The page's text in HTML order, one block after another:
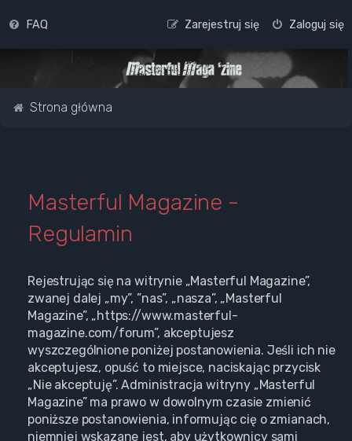
FAQ Zaloguj się
Zarejestruj się
Strona główna
Masterful Magazine -
Regulamin
Rejestrując się na witrynie „Masterful Magazine”,
zwanej dalej „my”, ”nas”, „nasza”, „Masterful
Magazine”, „https://www.masterful-
magazine.com/forum”, akceptujesz
wyszczególnione poniżej postanowienia. Jeśli ich nie
akceptujesz, opuść to miejsce, naciskając przycisk
„Nie akceptuję”. Administracja witryny „Masterful
Magazine” ma prawo w dowolnym czasie zmienić
poniższe postanowienia, informując cię o zmianach,
niemniej wskazane jest, aby użytkownicy sami